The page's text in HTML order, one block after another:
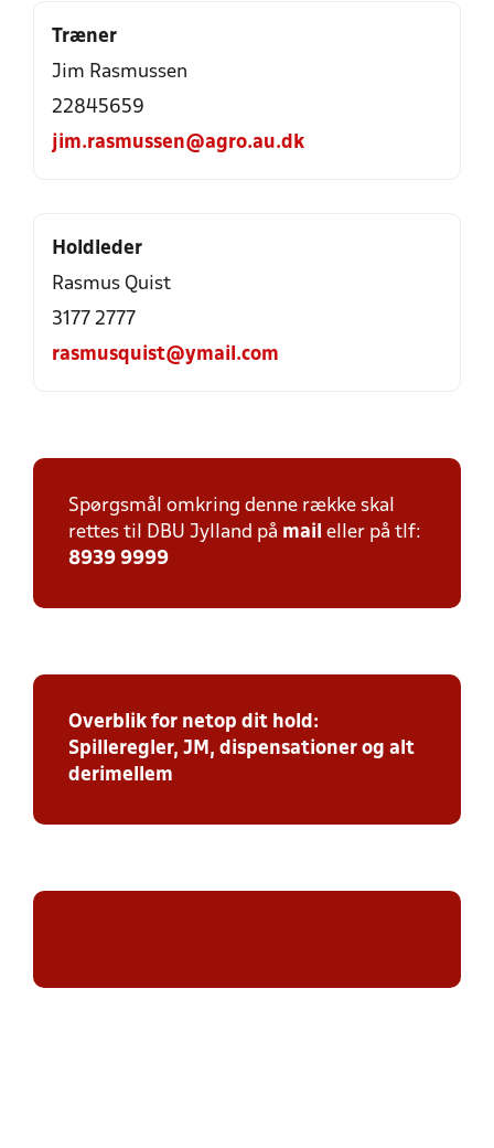
Træner
Jim Rasmussen
22845659
jim.rasmussen@agro.au.dk
Holdleder
Rasmus Quist
3177 2777
rasmusquist@ymail.com
Spørgsmål omkring denne række skal
rettes til DBU Jylland på mail eller på tlf:
8939 9999
Overblik for netop dit hold:
Spilleregler, JM, dispensationer og alt
derimellem